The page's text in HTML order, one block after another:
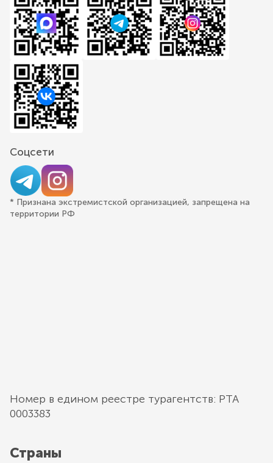
Соцсети
* Признана экстремистской организацией, запрещена на
территории РФ
Номер в едином реестре турагентств: РТА
0003383
Страны